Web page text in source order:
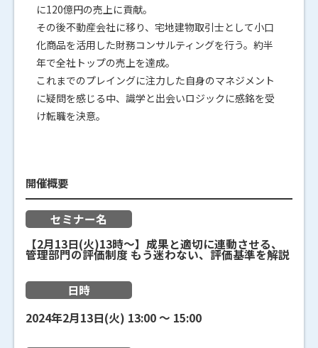
に120億円の売上に貢献。
その後不動産会社に移り、宅地建物取引士として小口
化商品を活用した財務コンサルティングを行う。約半
年で全社トップの売上を達成。
これまでのプレイングに注力した自身のマネジメント
に疑問を感じる中、識学と出会いロジックに感銘を受
け転職を決意。
開催概要
セミナー名
【2月13日(火)13時～】成果と適切に連動させる、
管理部門の評価制度 もう迷わない、評価基準を解説
日時
2024年2月13日(火) 13:00 〜 15:00